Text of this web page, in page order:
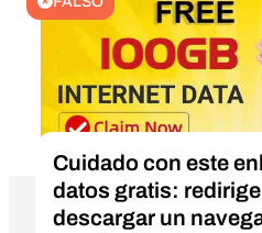
Cuidado con este
datos gratis:
descargar un